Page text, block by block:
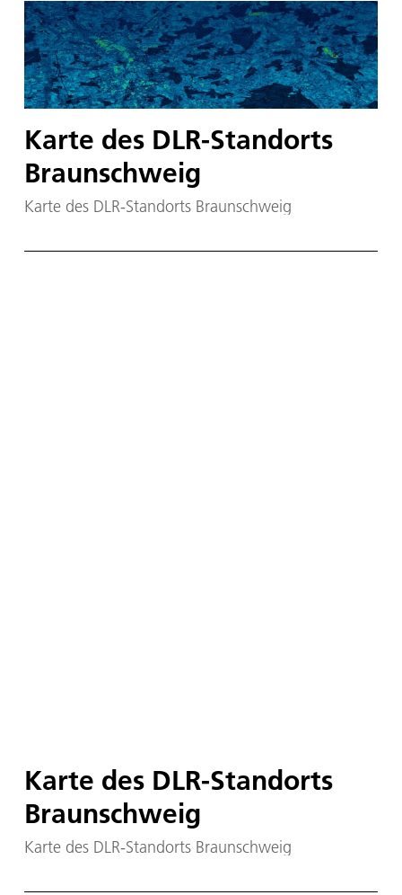
Karte des DLR-Standorts
Braunschweig
Karte des DLR-Standorts Braunschweig
Karte des DLR-Standorts
Braunschweig
Karte des DLR-Standorts Braunschweig